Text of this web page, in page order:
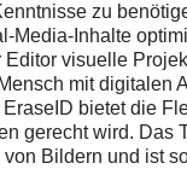
zu
Media-Inhalte
visuelle
mit digitalen
bietet die
gerecht wird. Das
Bildern und ist